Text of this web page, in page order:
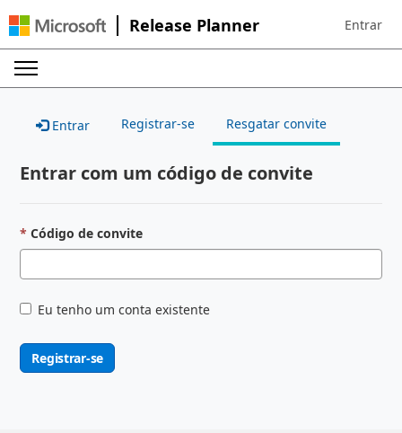
Release Planner Sign in to
Entrar
Entrar Registrar-se Resgatar convite
Entrar com um código de convite
Código de convite
Eu tenho um conta existente
Registrar-se